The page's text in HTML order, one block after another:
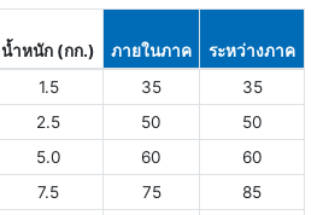
น้ำหนัก (กก.) ภายในภาค
ระหว่างภาค
1.5 35
35
2.5 50
50
5.0 60
60
7.5 75
85